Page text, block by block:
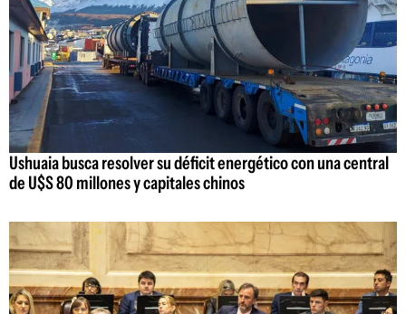
Ushuaia busca resolver su déficit energético con una central
de U$S 80 millones y capitales chinos